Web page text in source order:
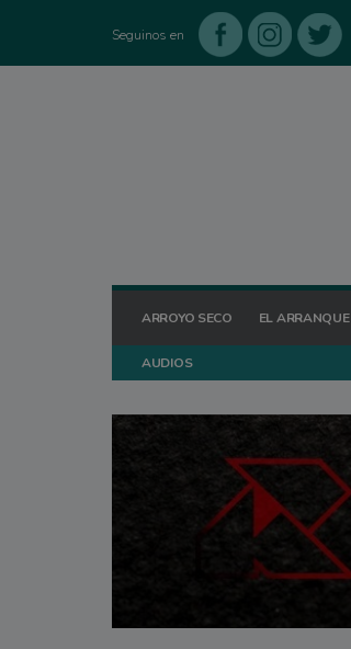
Seguinos en
ARROYO SECO EL ARRANQUE
AUDIOS